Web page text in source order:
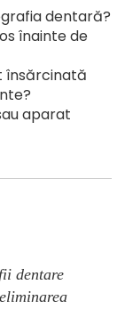
dentară?
înainte de
însărcinată
aparat
dentare